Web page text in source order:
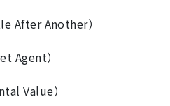
After Another）
Agent）
Value）